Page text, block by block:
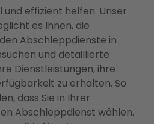
effizient helfen. Unser
es Ihnen, die
Abschleppdienste in
und detaillierte
Dienstleistungen, ihre
zu erhalten. So
dass Sie in Ihrer
Abschleppdienst wählen.